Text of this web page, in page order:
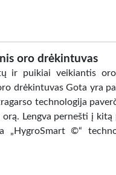
oro drėkintuvas
ir puikiai veikiantis
drėkintuvas Gota yra
technologija
Lengva pernešti į kitą
„HygroSmart ©“